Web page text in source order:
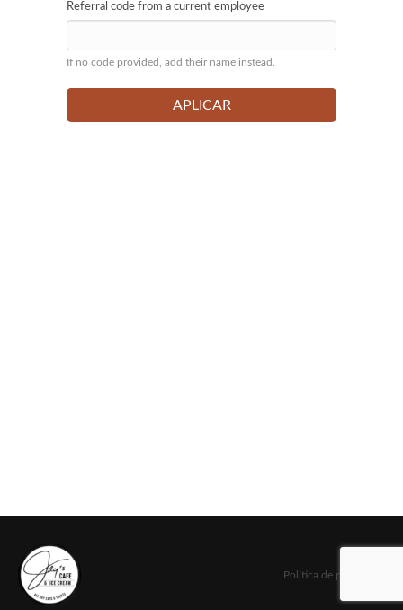
Referral code from a current employee
If no code provided, add their name instead.
Política de privacidad